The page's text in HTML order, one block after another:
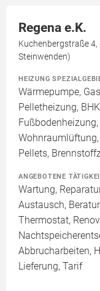
Regena e.K.
Kuchenbergstraße
Steinwenden)
HEIZUNG
Wärmepumpe,
Pelletheizung,
Pellets,
ANGEBOTENE
Wartung,
Austausch,
Thermostat,
Abbrucharbeiten,
Lieferung, Tarif